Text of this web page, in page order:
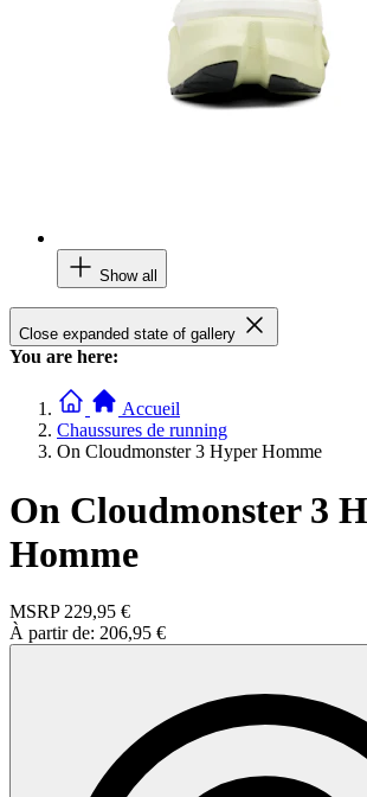
Show all
Close expanded state of gallery
You are here:
Accueil
Chaussures de running
On Cloudmonster 3 Hyper Homme
On Cloudmonster 3
Homme
MSRP 229,95 €
À partir de: 206,95 €